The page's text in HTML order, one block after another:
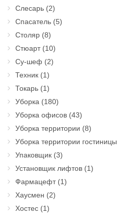
Слесарь (2)
Спасатель (5)
Столяр (8)
Стюарт(10)
Су-шеф (2)
Техник (1)
Токарь (1)
Уборка (180)
Уборка офисов (43)
Уборка территории (8)
Уборка территории гостиницы
Упаковщик (3)
Установщик лифтов (1)
Фармацефт(1)
Хаусмен (2)
Хостес (1)